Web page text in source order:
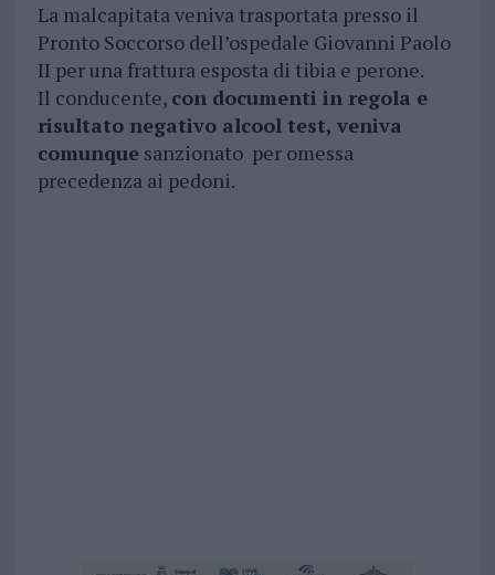
La malcapitata veniva trasportata presso il
Pronto Soccorso dell’ospedale Giovanni Paolo
II per una frattura esposta di tibia e perone.
Il conducente, con documenti in regola e
risultato negativo alcool test, veniva
comunquesanzionato per omessa
precedenza ai pedoni.